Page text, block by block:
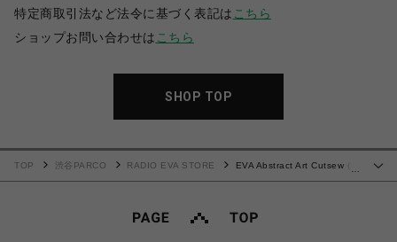
特定商取引法など法令に基づく表記は こちら
ショップお問い合わせは こちら
SHOP TOP
TOP 渋谷PARCO RADIO EVA STORE
EVA Abstract Art Cutsew (2